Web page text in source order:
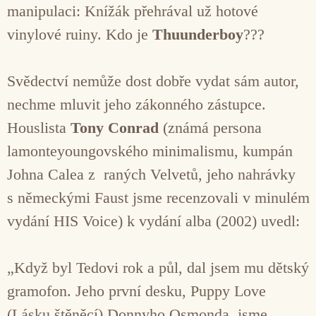
manipulaci: Knížák přehrával už hotové
vinylové ruiny. Kdo je Thuunderboy???
Svědectví nemůže dost dobře vydat sám autor,
nechme mluvit jeho zákonného zástupce.
Houslista Tony Conrad (známá persona
lamonteyoungovského minimalismu, kumpán
Johna Calea z raných Velvetů, jeho nahrávky
s německými Faust jsme recenzovali v minulém
vydání HIS Voice) k vydání alba (2002) uvedl:
„Když byl Tedovi rok a půl, dal jsem mu dětský
gramofon. Jeho první desku, Puppy Love